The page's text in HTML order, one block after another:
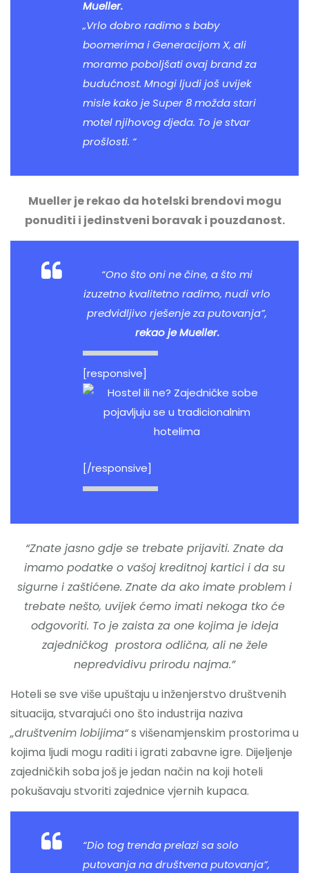
Mueller.
„Vrlo dobro radimo s baby
boomerima i Generacijom X, ali
moramo poboljšati ovaj brand za
budućnost. Mnogi ljudi još uvijek
misle kako je Super 8 možda stari
motel njihovog djeda. To je stvar
prošlosti. “
Mueller je rekao da hotelski brendovi mogu
ponuditi i jedinstveni boravak i pouzdanost.
“Ono što oni ne čine, a što mi
izuzetno kvalitetno radimo, nudi vrlo
predvidljivo rješenje za putovanja”,
rekao je Mueller.
[responsive]
[/responsive]
“Znate jasno gdje se trebate prijaviti. Znate da
imamo podatke o vašoj kreditnoj kartici i da su
sigurne i zaštićene. Znate da ako imate problem i
trebate nešto, uvijek ćemo imati nekoga tko će
odgovoriti. To je zaista za one kojima je ideja
zajedničkog prostora odlična, ali ne žele
nepredvidivu prirodu najma.”
Hoteli se sve više upuštaju u inženjerstvo društvenih
situacija, stvarajući ono što industrija naziva
„društvenim lobijima“s višenamjenskim prostorima u
kojima ljudi mogu raditi i igrati zabavne igre. Dijeljenje
zajedničkih soba još je jedan način na koji hoteli
pokušavaju stvoriti zajednice vjernih kupaca.
“Dio tog trenda prelazi sa solo
putovanja na društvena putovanja”,